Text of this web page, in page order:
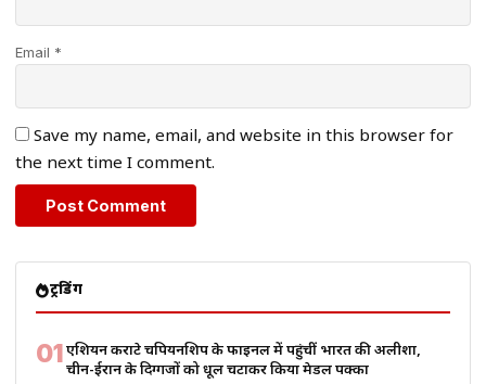
Email *
Save my name, email, and website in this browser for
the next time I comment.
ट्रेंडिंग
01एशियन कराटे चैंपियनशिप के फाइनल में पहुंचीं भारत की अलीशा,
चीन-ईरान के दिग्गजों को धूल चटाकर किया मेडल पक्का